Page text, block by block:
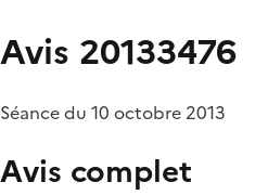
Avis 20133476
Séance du 10 octobre 2013
Avis complet